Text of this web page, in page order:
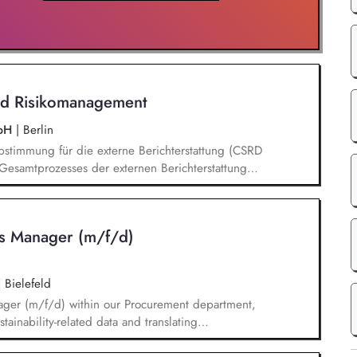
Risikomanagement
| Berlin
für die externe Berichterstattung (CSRD
der externen Berichterstattung
hochwertigen Umsetzung in
Entwicklung & Einführung des
Analysieren regulatorischer
entsprechende gesetzliche
und Weiterentwicklung von internen
Manager (m/f/d)
Bielefeld
(m/f/d) within our Procurement department,
related data and translating
and reporting solutions. You will be